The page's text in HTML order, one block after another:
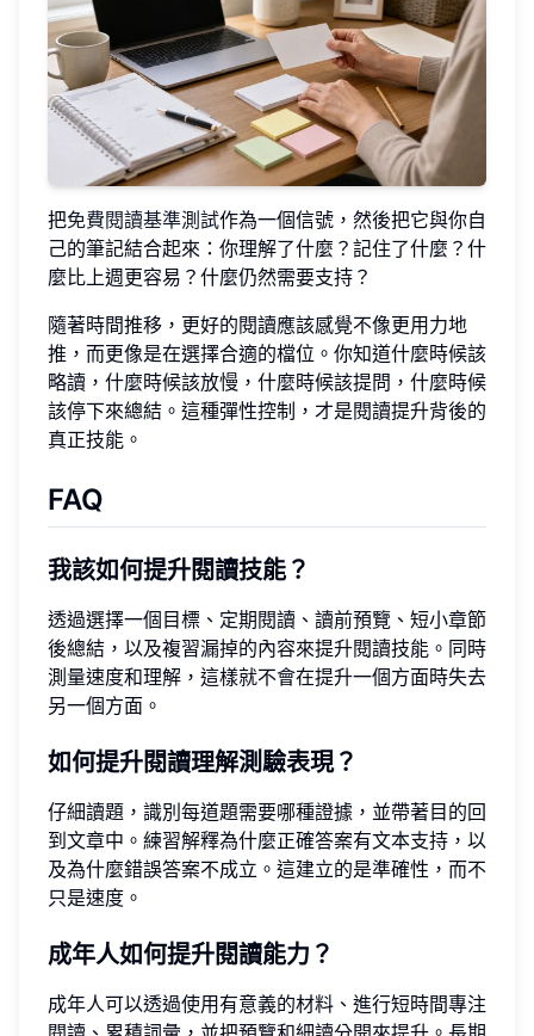
把免費閱讀基準測試作為一個信號，然後把它與你自
己的筆記結合起來：你理解了什麼？記住了什麼？什
麼比上週更容易？什麼仍然需要支持？
隨著時間推移，更好的閱讀應該感覺不像更用力地
推，而更像是在選擇合適的檔位。你知道什麼時候該
略讀，什麼時候該放慢，什麼時候該提問，什麼時候
該停下來總結。這種彈性控制，才是閱讀提升背後的
真正技能。
FAQ
我該如何提升閱讀技能？
透過選擇一個目標、定期閱讀、讀前預覽、短小章節
後總結，以及複習漏掉的內容來提升閱讀技能。同時
測量速度和理解，這樣就不會在提升一個方面時失去
另一個方面。
如何提升閱讀理解測驗表現？
仔細讀題，識別每道題需要哪種證據，並帶著目的回
到文章中。練習解釋為什麼正確答案有文本支持，以
及為什麼錯誤答案不成立。這建立的是準確性，而不
只是速度。
成年人如何提升閱讀能力？
成年人可以透過使用有意義的材料、進行短時間專注